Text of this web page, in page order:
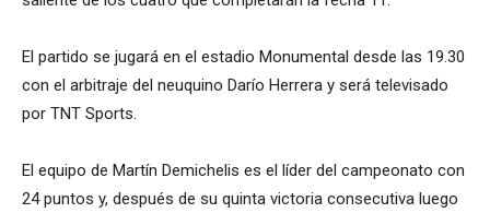
El partido se jugará en el estadio Monumental desde las 19.30
con el arbitraje del neuquino Darío Herrera y será televisado
por TNT Sports.
El equipo de Martín Demichelis es el líder del campeonato con
24 puntos y, después de su quinta victoria consecutiva luego